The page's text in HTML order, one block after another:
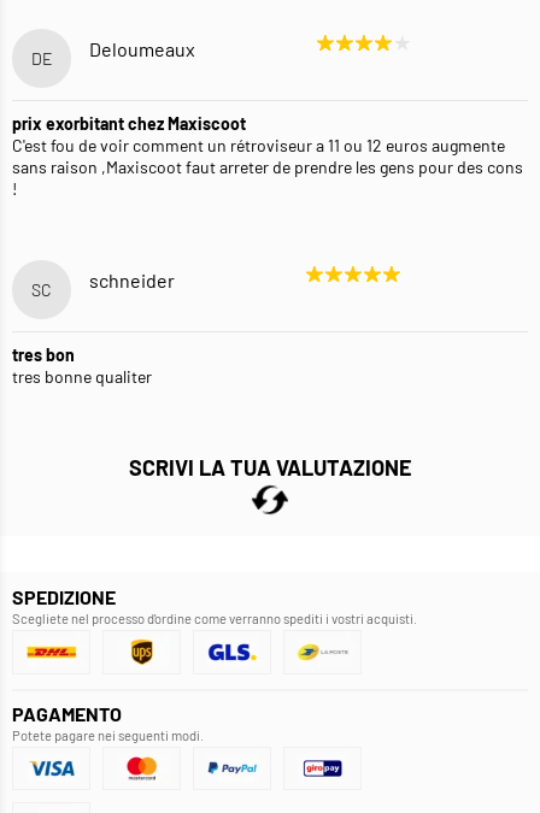
DE Deloumeaux
prix exorbitant chez Maxiscoot
C'est fou de voir comment un rétroviseur a 11 ou 12 euros augmente
sans raison ,Maxiscoot faut arreter de prendre les gens pour des cons
!
SC schneider
tres bon
tres bonne qualiter
SCRIVI LA TUA VALUTAZIONE
SPEDIZIONE
Scegliete nel processo d'ordine come verranno spediti i vostri acquisti.
PAGAMENTO
Potete pagare nei seguenti modi.